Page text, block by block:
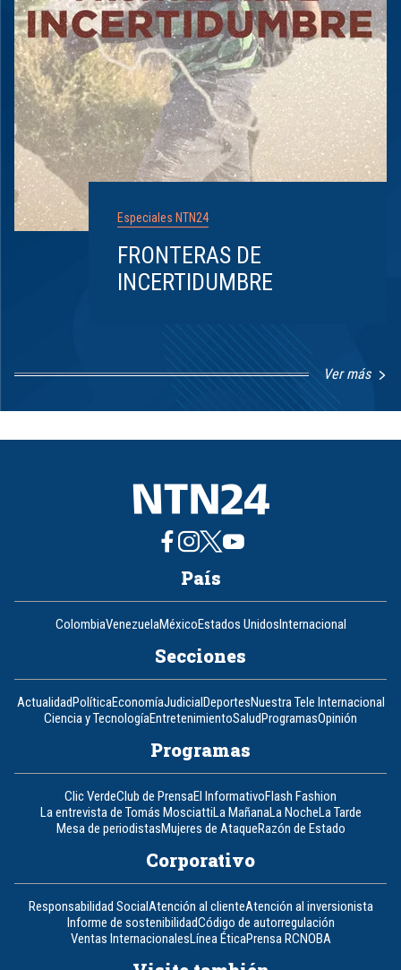
Especiales NTN24
FRONTERAS DE
INCERTIDUMBRE
Ver más
1
8
País
ColombiaVenezuelaMéxicoEstados UnidosInternacional
Secciones
ActualidadPolíticaEconomíaJudicialDeportesNuestra Tele Internacional
Ciencia y TecnologíaEntretenimientoSaludProgramasOpinión
Programas
Clic VerdeClub de PrensaEl InformativoFlash Fashion
La entrevista de Tomás MosciattiLa MañanaLa NocheLa Tarde
Mesa de periodistasMujeres de AtaqueRazón de Estado
Corporativo
Responsabilidad SocialAtención al clienteAtención al inversionista
Informe de sostenibilidadCódigo de autorregulación
Ventas InternacionalesLínea ÉticaPrensa RCNOBA